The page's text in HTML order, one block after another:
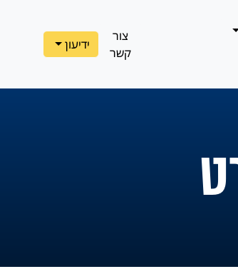
צור
קשר
ידיעון